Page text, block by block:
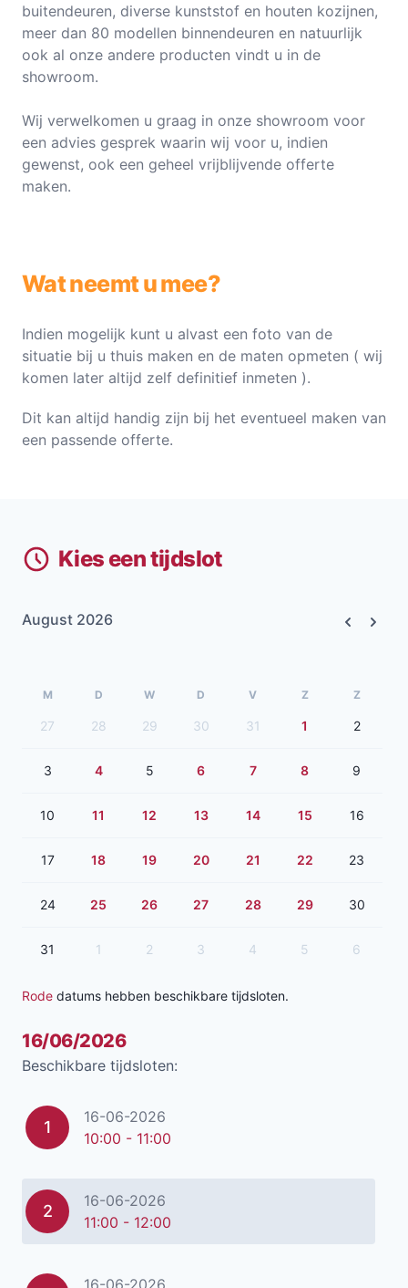
buitendeuren, diverse kunststof en houten kozijnen,
meer dan 80 modellen binnendeuren en natuurlijk
ook al onze andere producten vindt u in de
showroom.
Wij verwelkomen u graag in onze showroom voor
een advies gesprek waarin wij voor u, indien
gewenst, ook een geheel vrijblijvende offerte
maken.
Wat neemt u mee?
Indien mogelijk kunt u alvast een foto van de
situatie bij u thuis maken en de maten opmeten ( wij
komen later altijd zelf definitief inmeten ).
Dit kan altijd handig zijn bij het eventueel maken van
een passende offerte.
Kies een tijdslot
August 2026
M D W D V Z Z
27 28 29 30 31 1 2
3 4 5 6 7 8 9
10 11 12 13 14 15 16
17 18 19 20 21 22 23
24 25 26 27 28 29 30
31 1 2 3 4 5 6
Rode datums hebben beschikbare tijdsloten.
16/06/2026
Beschikbare tijdsloten:
1
16-06-2026
10:00 - 11:00
2
16-06-2026
11:00 - 12:00
16-06-2026